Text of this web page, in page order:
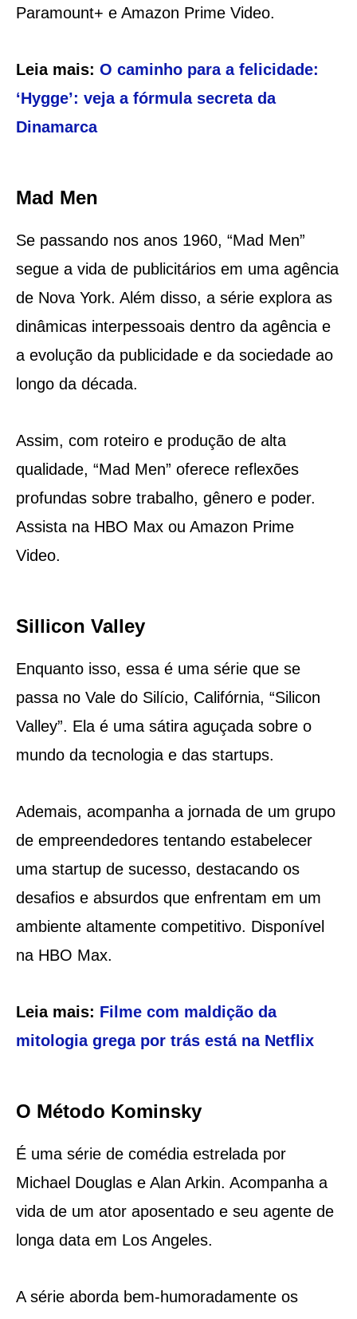
Paramount+ e Amazon Prime Video.
Leia mais: O caminho para a felicidade:
‘Hygge’: veja a fórmula secreta da
Dinamarca
Mad Men
Se passando nos anos 1960, “Mad Men”
segue a vida de publicitários em uma agência
de Nova York. Além disso, a série explora as
dinâmicas interpessoais dentro da agência e
a evolução da publicidade e da sociedade ao
longo da década.
Assim, com roteiro e produção de alta
qualidade, “Mad Men” oferece reflexões
profundas sobre trabalho, gênero e poder.
Assista na HBO Max ou Amazon Prime
Video.
Sillicon Valley
Enquanto isso, essa é uma série que se
passa no Vale do Silício, Califórnia, “Silicon
Valley”. Ela é uma sátira aguçada sobre o
mundo da tecnologia e das startups.
Ademais, acompanha a jornada de um grupo
de empreendedores tentando estabelecer
uma startup de sucesso, destacando os
desafios e absurdos que enfrentam em um
ambiente altamente competitivo. Disponível
na HBO Max.
Leia mais: Filme com maldição da
mitologia grega por trás está na Netflix
O Método Kominsky
É uma série de comédia estrelada por
Michael Douglas e Alan Arkin. Acompanha a
vida de um ator aposentado e seu agente de
longa data em Los Angeles.
A série aborda bem-humoradamente os